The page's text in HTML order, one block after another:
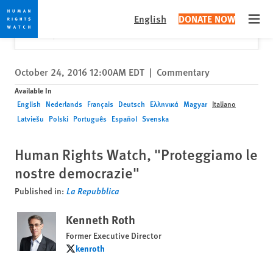
Skip
to
cookie
privacy
notice
Skip
to
main
content
English DONATE NOW
Would you like to read this page in English?
Yes
✕
October 24, 2016 12:00AM EDT | Commentary
Available In
English Nederlands Français Deutsch Ελληνικά Magyar Italiano
Latviešu Polski Português Español Svenska
Human Rights Watch, "Proteggiamo le
nostre democrazie"
Published in: La Repubblica
Kenneth Roth
Former Executive Director
kenroth
kenroth